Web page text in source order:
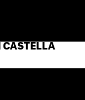
CASTELLÀ